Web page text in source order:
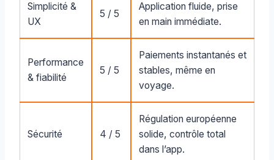
Simplicité &
UX
5 / 5
Application fluide, prise
en main immédiate.
Performance
& fiabilité
5 / 5
Paiements instantanés et
stables, même en
voyage.
Sécurité 4 / 5
Régulation européenne
solide, contrôle total
dans l’app.